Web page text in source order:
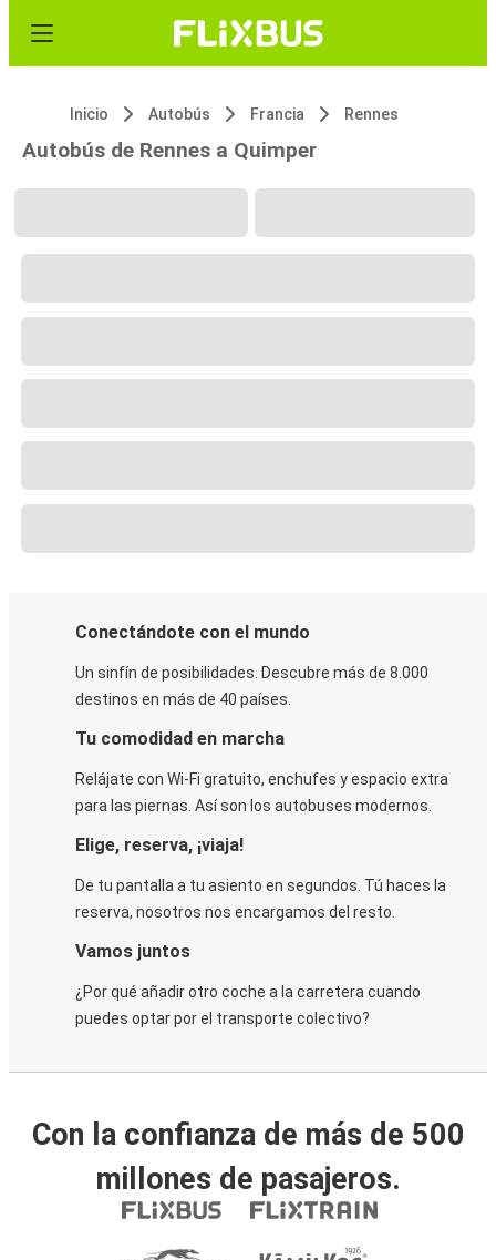
Inicio Autobús Francia Rennes
Autobús de Rennes a Quimper
Conectándote con el mundo
Un sinfín de posibilidades. Descubre más de 8.000
destinos en más de 40 países.
Tu comodidad en marcha
Relájate con Wi-Fi gratuito, enchufes y espacio extra
para las piernas. Así son los autobuses modernos.
Elige, reserva, ¡viaja!
De tu pantalla a tu asiento en segundos. Tú haces la
reserva, nosotros nos encargamos del resto.
Vamos juntos
¿Por qué añadir otro coche a la carretera cuando
puedes optar por el transporte colectivo?
Con la confianza de más de 500
millones de pasajeros.